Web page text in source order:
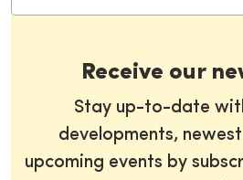
Receive our
Stay up-to-date
developments,
upcoming events by